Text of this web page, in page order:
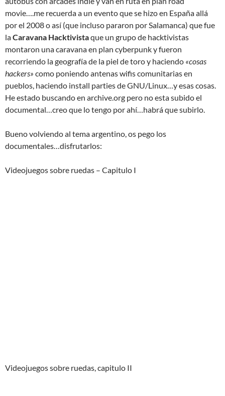
movie….me recuerda a un evento que se hizo en España allá
por el 2008 o así (que incluso pararon por Salamanca) que fue
laCaravana Hacktivistaque un grupo de hacktivistas
montaron una caravana en plan cyberpunk y fueron
recorriendo la geografía de la piel de toro y haciendo «cosas
hackers» como poniendo antenas wifis comunitarias en
pueblos, haciendo install parties de GNU/Linux…y esas cosas.
He estado buscando en archive.org pero no esta subido el
documental…creo que lo tengo por ahí…habrá que subirlo.
Bueno volviendo al tema argentino, os pego los
documentales…disfrutarlos:
Videojuegos sobre ruedas – Capitulo I
Videojuegos sobre ruedas, capitulo II